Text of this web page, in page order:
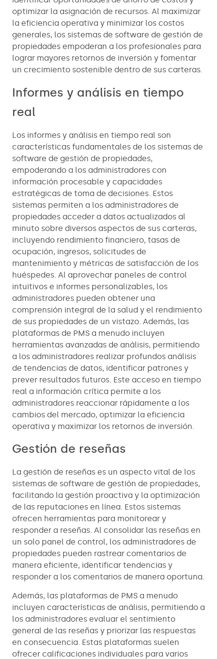
optimizar la asignación de recursos. Al maximizar
la eficiencia operativa y minimizar los costos
generales, los sistemas de software de gestión de
propiedades empoderan a los profesionales para
lograr mayores retornos de inversión y fomentar
un crecimiento sostenible dentro de sus carteras.
Informes y análisis en tiempo
real
Los informes y análisis en tiempo real son
características fundamentales de los sistemas de
software de gestión de propiedades,
empoderando a los administradores con
información procesable y capacidades
estratégicas de toma de decisiones. Estos
sistemas permiten a los administradores de
propiedades acceder a datos actualizados al
minuto sobre diversos aspectos de sus carteras,
incluyendo rendimiento financiero, tasas de
ocupación, ingresos, solicitudes de
mantenimiento y métricas de satisfacción de los
huéspedes. Al aprovechar paneles de control
intuitivos e informes personalizables, los
administradores pueden obtener una
comprensión integral de la salud y el rendimiento
de sus propiedades de un vistazo. Además, las
plataformas de PMS a menudo incluyen
herramientas avanzadas de análisis, permitiendo
a los administradores realizar profundos análisis
de tendencias de datos, identificar patrones y
prever resultados futuros. Este acceso en tiempo
real a información crítica permite a los
administradores reaccionar rápidamente a los
cambios del mercado, optimizar la eficiencia
operativa y maximizar los retornos de inversión.
Gestión de reseñas
La gestión de reseñas es un aspecto vital de los
sistemas de software de gestión de propiedades,
facilitando la gestión proactiva y la optimización
de las reputaciones en línea. Estos sistemas
ofrecen herramientas para monitorear y
responder a reseñas. Al consolidar las reseñas en
un solo panel de control, los administradores de
propiedades pueden rastrear comentarios de
manera eficiente, identificar tendencias y
responder a los comentarios de manera oportuna.
Además, las plataformas de PMS a menudo
incluyen características de análisis, permitiendo a
los administradores evaluar el sentimiento
general de las reseñas y priorizar las respuestas
en consecuencia. Estas plataformas suelen
ofrecer calificaciones individuales para varios